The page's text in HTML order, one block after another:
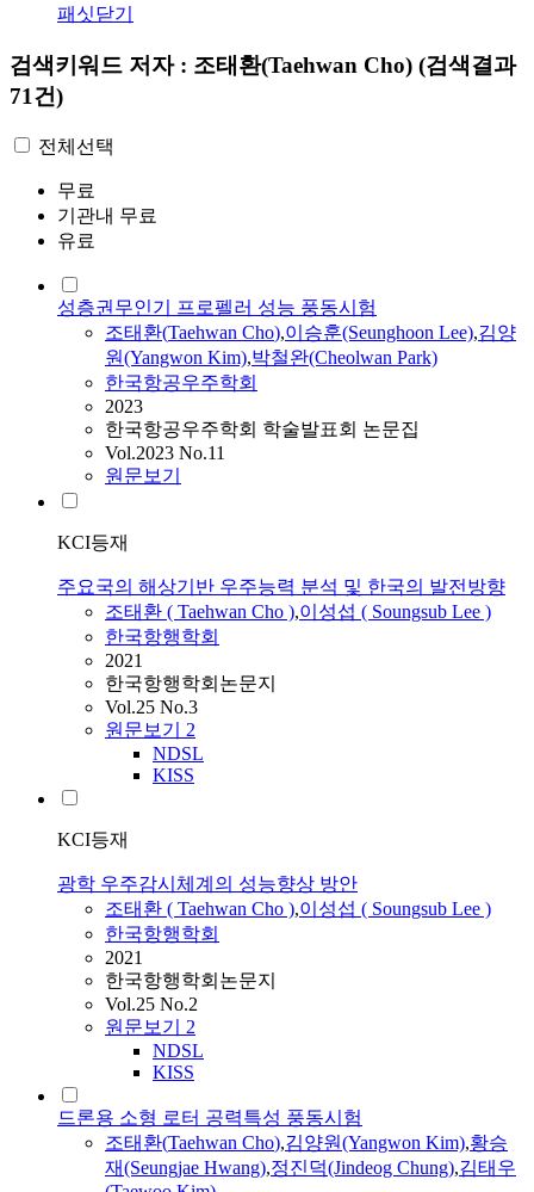
패싯닫기
검색키워드 저자 : 조태환(Taehwan Cho) (검색결과
71건)
전체선택
무료
기관내 무료
유료
성층권무인기 프로펠러 성능 풍동시험
조태환(Taehwan Cho),이승훈(Seunghoon Lee),김양
원(Yangwon Kim),박철완(Cheolwan Park)
한국항공우주학회
2023
한국항공우주학회 학술발표회 논문집
Vol.2023 No.11
원문보기
KCI등재
주요국의 해상기반 우주능력 분석 및 한국의 발전방향
조태환 ( Taehwan Cho ),이성섭 ( Soungsub Lee )
한국항행학회
2021
한국항행학회논문지
Vol.25 No.3
원문보기 2
NDSL
KISS
KCI등재
광학 우주감시체계의 성능향상 방안
조태환 ( Taehwan Cho ),이성섭 ( Soungsub Lee )
한국항행학회
2021
한국항행학회논문지
Vol.25 No.2
원문보기 2
NDSL
KISS
드론용 소형 로터 공력특성 풍동시험
조태환(Taehwan Cho),김양원(Yangwon Kim),황승
재(Seungjae Hwang),정진덕(Jindeog Chung),김태우